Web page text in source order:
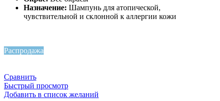
Назначение: Шампунь для атопической,
чувствительной и склонной к аллергии кожи
Распродажа
Сравнить
Быстрый просмотр
Добавить в список желаний